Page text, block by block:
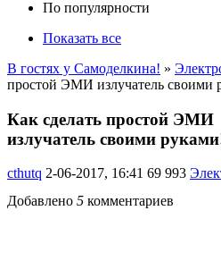
По популярности
Показать все
В гостях у Самоделкина! »
простой ЭМИ излучатель своими
Как сделать простой ЭМИ
излучатель своими
cthutq 2-06-2017, 16:41 69 993
Добавлено 5 комментариев